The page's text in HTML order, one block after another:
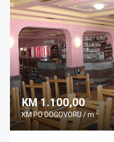
KM 1.100,00
KM PO DOGOVORU / m2